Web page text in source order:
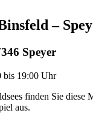
–
Speyer
bis 19:00 Uhr
finden Sie
aus.